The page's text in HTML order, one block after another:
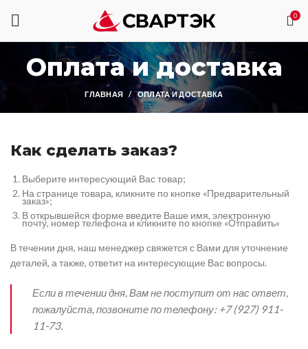
0
Оплата и доставка
ГЛАВНАЯ ОПЛАТА И ДОСТАВКА
Как сделать заказ?
Выберите интересующий Вас товар;
На странице товара, кликните по кнопке «Предварительный
заказ»;
В открывшейся форме введите Ваше имя, электронную
почту, номер телефона и кликните по кнопке «Отправить»
В течении дня, наш менеджер свяжется с Вами для уточнение
деталей, а также, ответит на интересующие Вас вопросы.
Если в течении дня, Вам не поступит от нас ответ,
пожалуйста, позвоните по телефону: +7 (927) 911-
11-73.